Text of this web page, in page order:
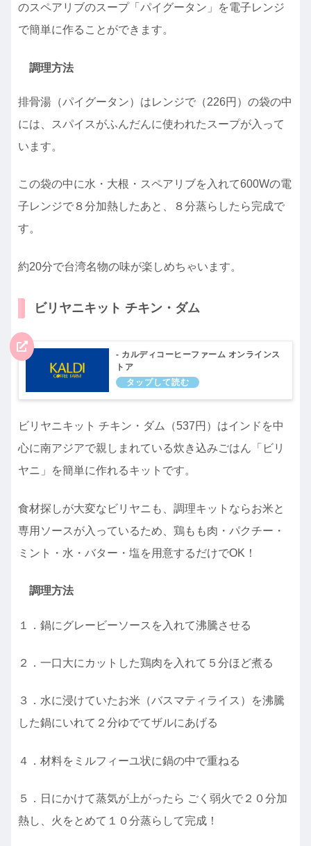
のスペアリブのスープ「パイグータン」を電子レンジ
で簡単に作ることができます。
調理方法
排骨湯（パイグータン）はレンジで（226円）の袋の中
には、スパイスがふんだんに使われたスープが入って
います。
この袋の中に水・大根・スペアリブを入れて600Wの電
子レンジで８分加熱したあと、８分蒸らしたら完成で
す。
約20分で台湾名物の味が楽しめちゃいます。
ビリヤニキット チキン・ダム
- カルディコーヒーファーム オンラインス
トア
ビリヤニキット チキン・ダム（537円）はインドを中
心に南アジアで親しまれている炊き込みごはん「ビリ
ヤニ」を簡単に作れるキットです。
食材探しが大変なビリヤニも、調理キットならお米と
専用ソースが入っているため、鶏もも肉・パクチー・
ミント・水・バター・塩を用意するだけでOK！
調理方法
１．鍋にグレービーソースを入れて沸騰させる
２．一口大にカットした鶏肉を入れて５分ほど煮る
３．水に浸けていたお米（バスマティライス）を沸騰
した鍋にいれて２分ゆでてザルにあげる
４．材料をミルフィーユ状に鍋の中で重ねる
５．日にかけて蒸気が上がったら ごく弱火で２０分加
熱し、火をとめて１０分蒸らして完成！